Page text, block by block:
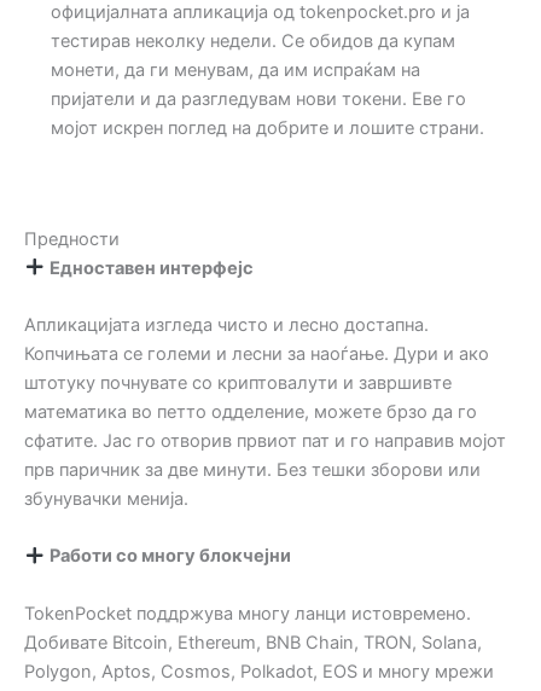
официјалната апликација од tokenpocket.pro и ја
тестирав неколку недели. Се обидов да купам
монети, да ги менувам, да им испраќам на
пријатели и да разгледувам нови токени. Еве го
мојот искрен поглед на добрите и лошите страни.
Предности
Едноставен интерфејс
Апликацијата изгледа чисто и лесно достапна.
Копчињата се големи и лесни за наоѓање. Дури и ако
штотуку почнувате со криптовалути и завршивте
математика во петто одделение, можете брзо да го
сфатите. Јас го отворив првиот пат и го направив мојот
прв паричник за две минути. Без тешки зборови или
збунувачки менија.
Работи со многу блокчејни
TokenPocket поддржува многу ланци истовремено.
Добивате Bitcoin, Ethereum, BNB Chain, TRON, Solana,
Polygon, Aptos, Cosmos, Polkadot, EOS и многу мрежи